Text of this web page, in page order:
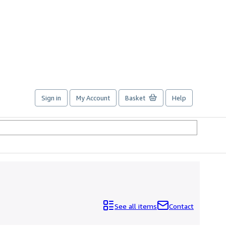
Sign in My Account Basket Help
See all items Contact